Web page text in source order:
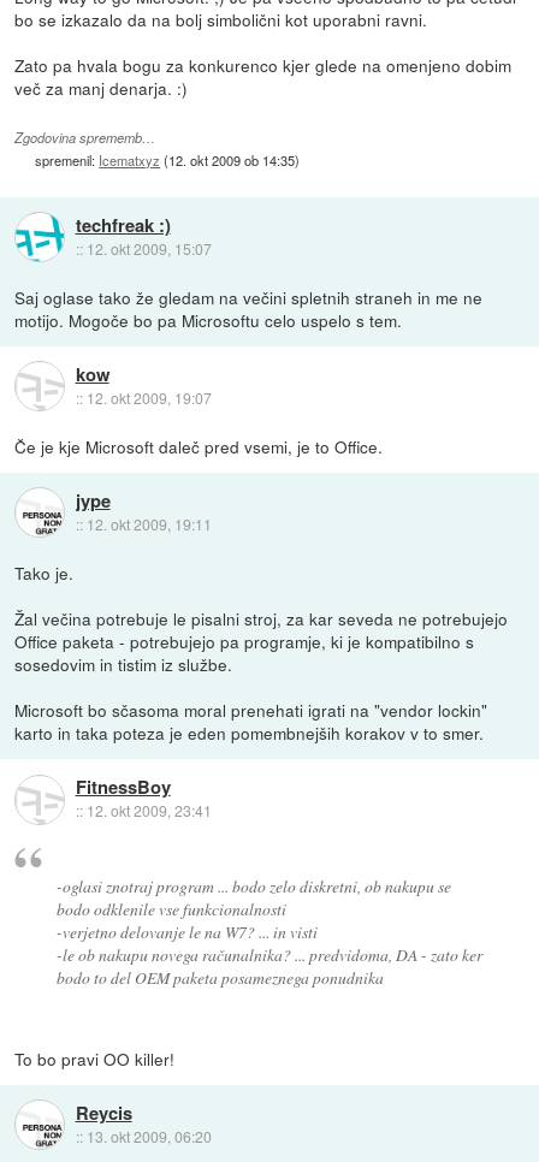
bo se izkazalo da na bolj simbolični kot uporabni ravni.
Zato pa hvala bogu za konkurenco kjer glede na omenjeno dobim
več za manj denarja. :)
Zgodovina sprememb…
spremenil: Icematxyz (12. okt 2009 ob 14:35)
techfreak :)
:: 12. okt 2009, 15:07
Saj oglase tako že gledam na večini spletnih straneh in me ne
motijo. Mogoče bo pa Microsoftu celo uspelo s tem.
kow
:: 12. okt 2009, 19:07
Če je kje Microsoft daleč pred vsemi, je to Office.
jype
:: 12. okt 2009, 19:11
Tako je.
Žal večina potrebuje le pisalni stroj, za kar seveda ne potrebujejo
Office paketa - potrebujejo pa programje, ki je kompatibilno s
sosedovim in tistim iz službe.
Microsoft bo sčasoma moral prenehati igrati na "vendor lockin"
karto in taka poteza je eden pomembnejših korakov v to smer.
FitnessBoy
:: 12. okt 2009, 23:41
-oglasi znotraj program ... bodo zelo diskretni, ob nakupu se
bodo odklenile vse funkcionalnosti
-verjetno delovanje le na W7? ... in visti
-le ob nakupu novega računalnika? ... predvidoma, DA - zato ker
bodo to del OEM paketa posameznega ponudnika
To bo pravi OO killer!
Reycis
:: 13. okt 2009, 06:20